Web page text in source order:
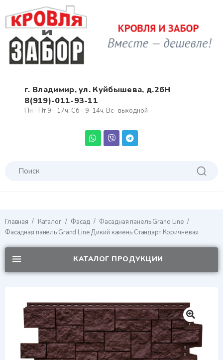
г. Владимир, ул. Куйбышева, д.26Н
8(919)-011-93-11
Пн - Пт 9 - 17ч, Сб - 9-14ч. Вс- выходной
Главная / Каталог / Фасад / Фасадная панель Grand Line /
Фасадная панель Grand Line Дикий камень Стандарт Коричневая
КАТАЛОГ ПРОДУКЦИИ